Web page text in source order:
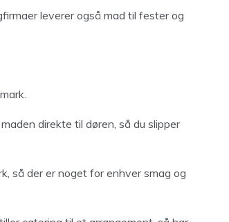
leverer også mad til fester og
direkte til døren, så du slipper
så der er noget for enhver smag og